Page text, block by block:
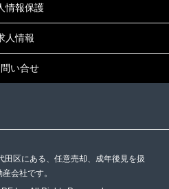
情報保護
人情報
い合せ
田区にある、任意売却、成年後見を扱
産会社です。